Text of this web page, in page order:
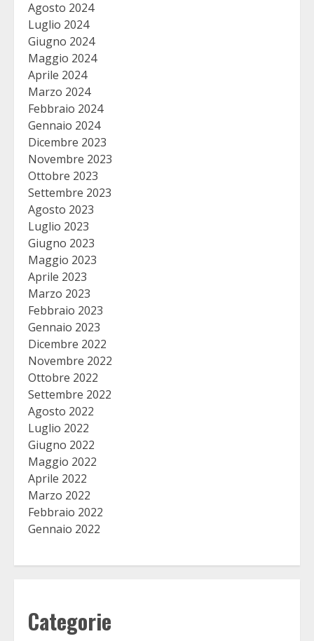
Agosto 2024
Luglio 2024
Giugno 2024
Maggio 2024
Aprile 2024
Marzo 2024
Febbraio 2024
Gennaio 2024
Dicembre 2023
Novembre 2023
Ottobre 2023
Settembre 2023
Agosto 2023
Luglio 2023
Giugno 2023
Maggio 2023
Aprile 2023
Marzo 2023
Febbraio 2023
Gennaio 2023
Dicembre 2022
Novembre 2022
Ottobre 2022
Settembre 2022
Agosto 2022
Luglio 2022
Giugno 2022
Maggio 2022
Aprile 2022
Marzo 2022
Febbraio 2022
Gennaio 2022
Categorie